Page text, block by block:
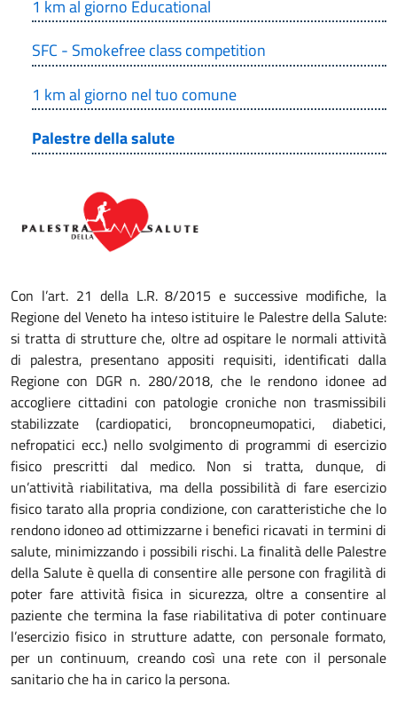
1 km al giorno Educational
SFC - Smokefree class competition
1 km al giorno nel tuo comune
Palestre della salute
Con l’art. 21 della L.R. 8/2015 e successive modifiche, la
Regione del Veneto ha inteso istituire le Palestre della Salute:
si tratta di strutture che, oltre ad ospitare le normali attività
di palestra, presentano appositi requisiti, identificati dalla
Regione con DGR n. 280/2018, che le rendono idonee ad
accogliere cittadini con patologie croniche non trasmissibili
stabilizzate (cardiopatici, broncopneumopatici, diabetici,
nefropatici ecc.) nello svolgimento di programmi di esercizio
fisico prescritti dal medico. Non si tratta, dunque, di
un’attività riabilitativa, ma della possibilità di fare esercizio
fisico tarato alla propria condizione, con caratteristiche che lo
rendono idoneo ad ottimizzarne i benefici ricavati in termini di
salute, minimizzando i possibili rischi. La finalità delle Palestre
della Salute è quella di consentire alle persone con fragilità di
poter fare attività fisica in sicurezza, oltre a consentire al
paziente che termina la fase riabilitativa di poter continuare
l’esercizio fisico in strutture adatte, con personale formato,
per un continuum, creando così una rete con il personale
sanitario che ha in carico la persona.